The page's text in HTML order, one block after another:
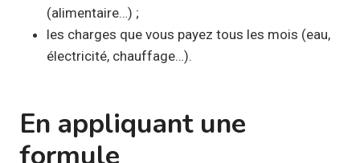
(alimentaire…) ;
les charges que vous payez tous les mois (eau,
électricité, chauffage…).
En appliquant une
formule